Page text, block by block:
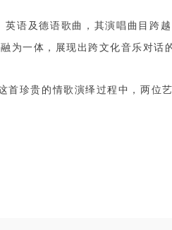
语及德语歌曲，其演唱曲目跨
为一体，展现出跨文化音乐对话
珍贵的情歌演绎过程中，两位